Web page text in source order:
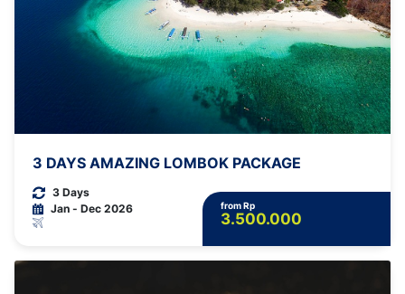
3 DAYS AMAZING LOMBOK PACKAGE
3 Days
Jan - Dec 2026
from Rp
3.500.000